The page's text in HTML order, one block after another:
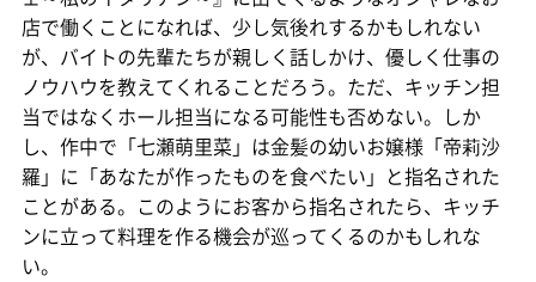
店で働くことになれば、少し気後れするかもしれない
が、バイトの先輩たちが親しく話しかけ、優しく仕事の
ノウハウを教えてくれることだろう。ただ、キッチン担
当ではなくホール担当になる可能性も否めない。しか
し、作中で「七瀬萌里菜」は金髪の幼いお嬢様「帝莉沙
羅」に「あなたが作ったものを食べたい」と指名された
ことがある。このようにお客から指名されたら、キッチ
ンに立って料理を作る機会が巡ってくるのかもしれな
い。